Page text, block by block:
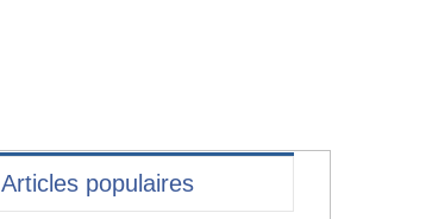
Articles populaires